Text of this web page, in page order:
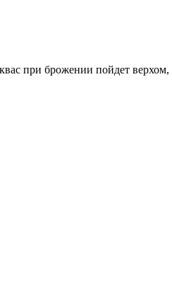
при брожении пойдет верхом,